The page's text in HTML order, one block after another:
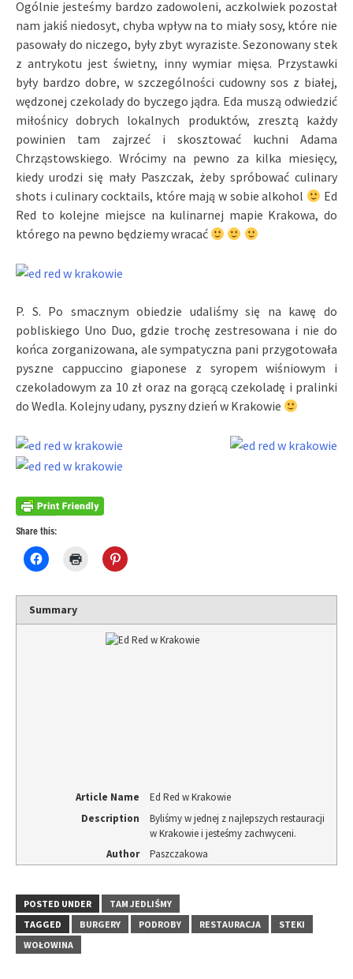
Ogólnie jesteśmy bardzo zadowoleni, aczkolwiek pozostał
nam jakiś niedosyt, chyba wpływ na to miały sosy, które nie
pasowały do niczego, były zbyt wyraziste. Sezonowany stek
z antrykotu jest świetny, inny wymiar mięsa. Przystawki
były bardzo dobre, w szczególności cudowny sos z białej,
wędzonej czekolady do byczego jądra. Eda muszą odwiedzić
miłośnicy dobrych lokalnych produktów, zresztą każdy
powinien tam zajrzeć i skosztować kuchni Adama
Chrząstowskiego. Wrócimy na pewno za kilka miesięcy,
kiedy urodzi się mały Paszczak, żeby spróbować culinary
shots i culinary cocktails, które mają w sobie alkohol
Ed
Red to kolejne miejsce na kulinarnej mapie Krakowa, do
którego na pewno będziemy wracać
P. S. Po smacznym obiedzie udaliśmy się na kawę do
pobliskiego Uno Duo, gdzie trochę zestresowana i nie do
końca zorganizowana, ale sympatyczna pani przygotowała
pyszne cappuccino giaponese z syropem wiśniowym i
czekoladowym za 10 zł oraz na gorącą czekoladę i pralinki
do Wedla. Kolejny udany, pyszny dzień w Krakowie
Share this:
Click
to
Facebook
(Opens
in
new
Click
in
Click
to
Pinterest
new
window)
Summary
Article Name
Ed Red w Krakowie
Description
Byliśmy w jednej z najlepszych restauracji
w Krakowie i jesteśmy zachwyceni.
Author
Paszczakowa
POSTED UNDER
TAM JEDLIŚMY
TAGGED
BURGERY PODROBY RESTAURACJA
STEKI
WOŁOWINA